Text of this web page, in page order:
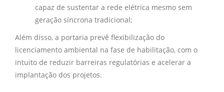
capaz de sustentar a rede elétrica mesmo sem
geração síncrona tradicional;
Além disso, a portaria prevê flexibilização do
licenciamento ambiental na fase de habilitação, com o
intuito de reduzir barreiras regulatórias e acelerar a
implantação dos projetos.